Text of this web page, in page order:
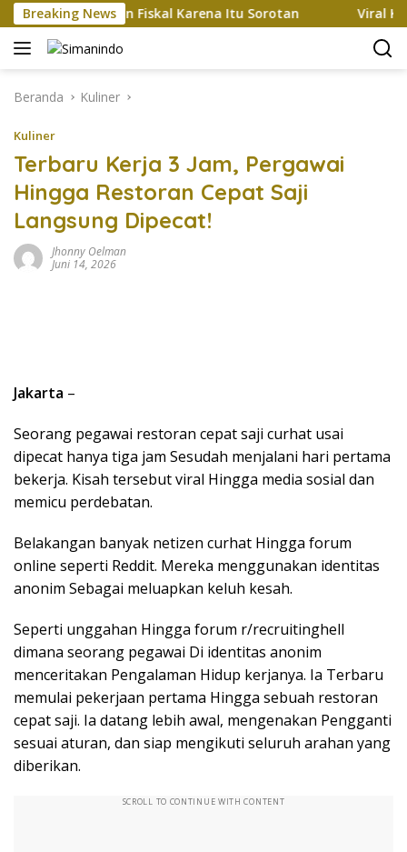
Langsung
ke
konten
Breaking News
Tekanan Fiskal Karena Itu Sorotan Viral
Beranda Kuliner
Kuliner
Terbaru Kerja 3 Jam, Pergawai
Hingga Restoran Cepat Saji
Langsung Dipecat!
Jhonny Oelman
Juni 14, 2026
Jakarta –
Seorang pegawai restoran cepat saji curhat usai
dipecat hanya tiga jam Sesudah menjalani hari pertama
bekerja. Kisah tersebut viral Hingga media sosial dan
memicu perdebatan.
Belakangan banyak netizen curhat Hingga forum
online seperti Reddit. Mereka menggunakan identitas
anonim Sebagai meluapkan keluh kesah.
Seperti unggahan Hingga forum r/recruitinghell
dimana seorang pegawai Di identitas anonim
menceritakan Pengalaman Hidup kerjanya. Ia Terbaru
memulai pekerjaan pertama Hingga sebuah restoran
cepat saji. Ia datang lebih awal, mengenakan Pengganti
sesuai aturan, dan siap mengikuti seluruh arahan yang
diberikan.
SCROLL TO CONTINUE WITH CONTENT